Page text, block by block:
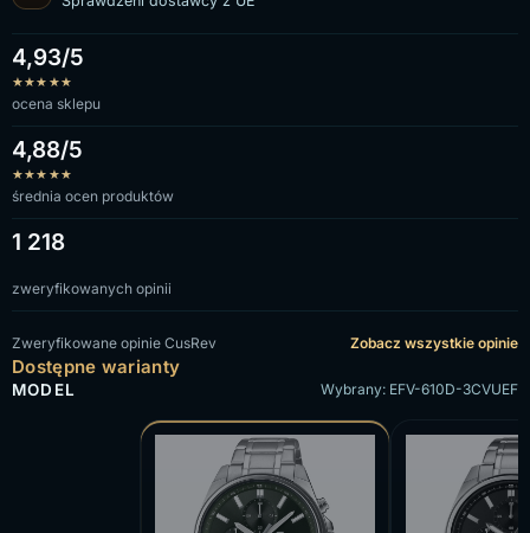
4,93/5
★★★ ★★
ocena sklepu
4,88/5
★★★ ★★
średnia ocen produktów
1 218
zweryfikowanych opinii
Zweryfikowane opinie CusRev Zobacz wszystkie opinie
Dostępne warianty
MODEL Wybrany: EFV-610D-3CVUEF